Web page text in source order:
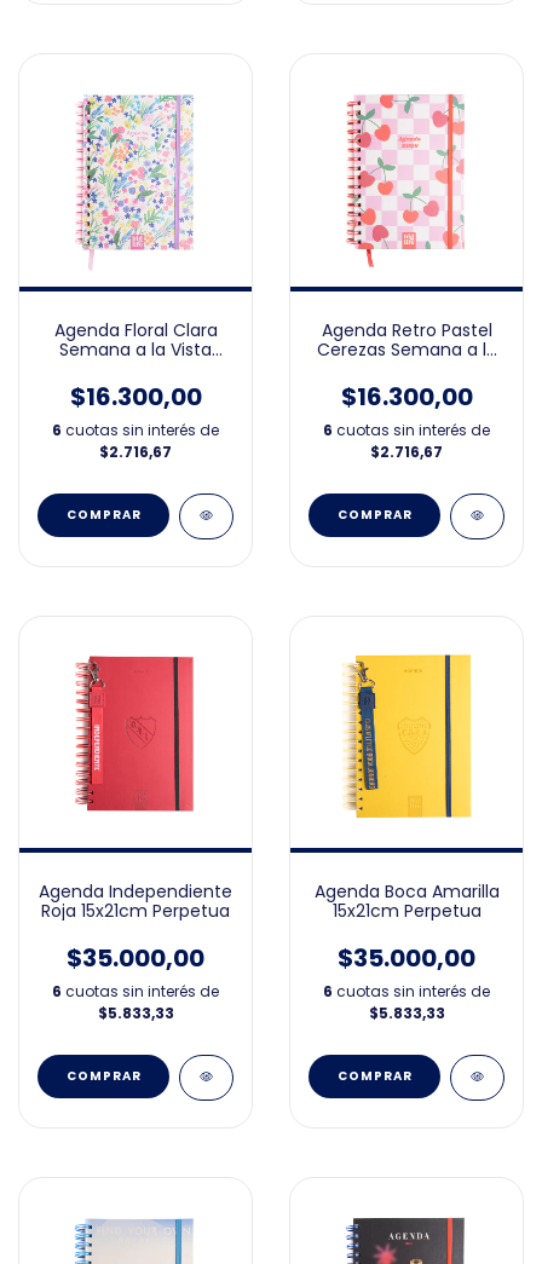
Agenda Floral Clara
Semana a la Vista
$16.300,00
6 cuotas sin interés de
$2.716,67
Agenda Retro Pastel
Cerezas Semana a la
$16.300,00
6 cuotas sin interés de
$2.716,67
Agenda Independiente
Roja 15x21cm Perpetua
$35.000,00
6 cuotas sin interés de
$5.833,33
Agenda Boca Amarilla
15x21cm Perpetua
$35.000,00
6 cuotas sin interés de
$5.833,33